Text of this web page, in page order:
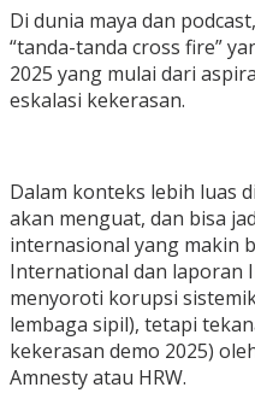
‎Di dunia maya dan
“tanda-tanda cross fire”
2025 yang mulai dari
eskalasi kekerasan.
‎Dalam konteks lebih luas
akan menguat, dan bisa
internasional yang makin
International dan laporan
menyoroti korupsi
lembaga sipil), tetapi
kekerasan demo 2025)
Amnesty atau HRW.